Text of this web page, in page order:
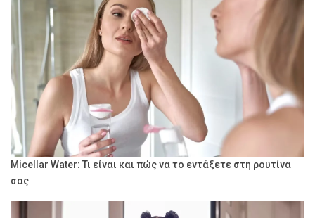
Micellar Water: Τι είναι και πώς να το εντάξετε στη ρουτίνα
σας